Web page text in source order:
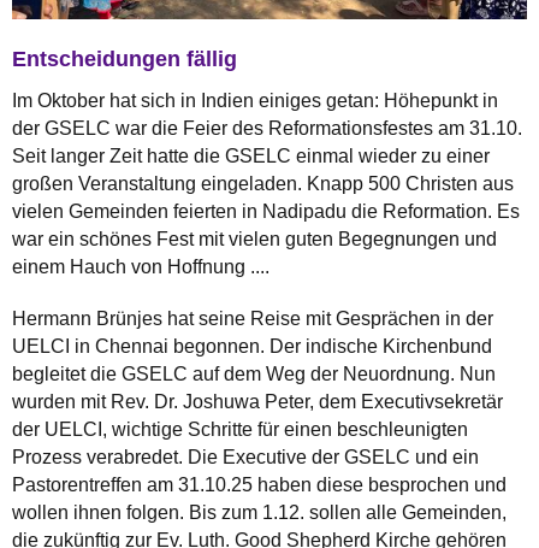
Entscheidungen fällig
Im Oktober hat sich in Indien einiges getan: Höhepunkt in
der GSELC war die Feier des Reformationsfestes am 31.10.
Seit langer Zeit hatte die GSELC einmal wieder zu einer
großen Veranstaltung eingeladen. Knapp 500 Christen aus
vielen Gemeinden feierten in Nadipadu die Reformation. Es
war ein schönes Fest mit vielen guten Begegnungen und
einem Hauch von Hoffnung ....
Hermann Brünjes hat seine Reise mit Gesprächen in der
UELCI in Chennai begonnen. Der indische Kirchenbund
begleitet die GSELC auf dem Weg der Neuordnung. Nun
wurden mit Rev. Dr. Joshuwa Peter, dem Executivsekretär
der UELCI, wichtige Schritte für einen beschleunigten
Prozess verabredet. Die Executive der GSELC und ein
Pastorentreffen am 31.10.25 haben diese besprochen und
wollen ihnen folgen. Bis zum 1.12. sollen alle Gemeinden,
die zukünftig zur Ev. Luth. Good Shepherd Kirche gehören